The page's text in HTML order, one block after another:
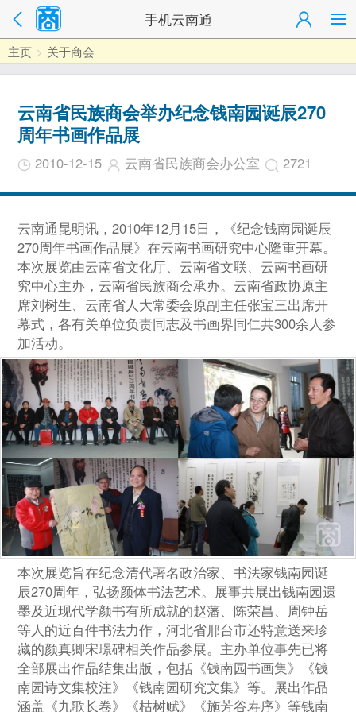
手机云南通
主页 > 关于商会
云南省民族商会举办纪念钱南园诞辰270
周年书画作品展
2010-12-15 云南省民族商会办公室 2721
云南通昆明讯，2010年12月15日，《纪念钱南园诞辰
270周年书画作品展》在云南书画研究中心隆重开幕。
本次展览由云南省文化厅、云南省文联、云南书画研
究中心主办，云南省民族商会承办。云南省政协原主
席刘树生、云南省人大常委会原副主任张宝三出席开
幕式，各有关单位负责同志及书画界同仁共300余人参
加活动。
本次展览旨在纪念清代著名政治家、书法家钱南园诞
辰270周年，弘扬颜体书法艺术。展事共展出钱南园遗
墨及近现代学颜书有所成就的赵藩、陈荣昌、周钟岳
等人的近百件书法力作，河北省邢台市还特意送来珍
藏的颜真卿宋璟碑相关作品参展。主办单位事先已将
全部展出作品结集出版，包括《钱南园书画集》《钱
南园诗文集校注》《钱南园研究文集》等。展出作品
涵盖《九歌长卷》《枯树赋》《施芳谷寿序》等钱南